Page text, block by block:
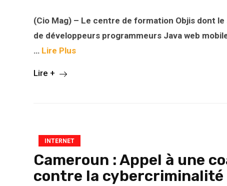
(Cio Mag) – Le centre de formation Objis dont
de développeurs programmeurs Java web
… Lire Plus
Lire +
INTERNET
Cameroun : Appel à une
contre la cybercriminalité